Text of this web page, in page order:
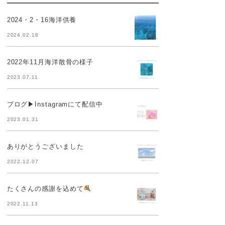
2024・2・16海洋供養
2024.02.18
2022年11月海洋散骨の様子
2023.07.11
ブログ▶︎Instagramにて配信中
2023.01.31
ありがとうございました
2022.12.07
たくさんの感謝を込めて
2022.11.13